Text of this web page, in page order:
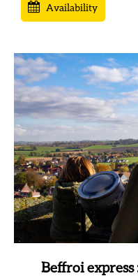
Availability
Beffroi express